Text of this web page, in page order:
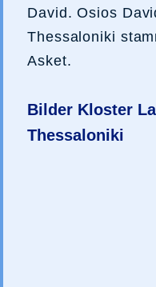
David. Osios
Thessaloniki
Asket.
Bilder Kloster
Thessaloniki